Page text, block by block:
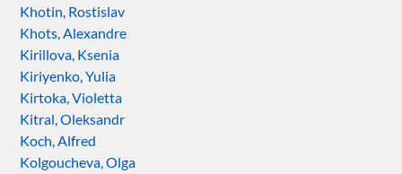
Khotin, Rostislav
Khots, Alexandre
Kirillova, Ksenia
Kiriyenko, Yulia
Kirtoka, Violetta
Kitral, Oleksandr
Koch, Alfred
Kolgoucheva, Olga